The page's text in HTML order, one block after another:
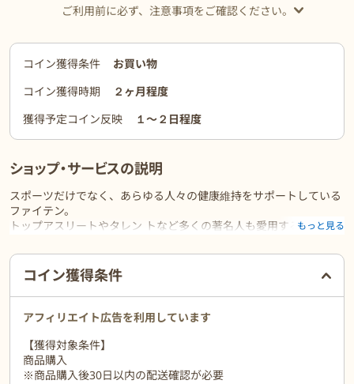
ご利用前に必ず、注意事項をご確認ください。
コイン獲得条件
お買い物
コイン獲得時期
２ヶ月程度
獲得予定コイン反映
１〜２日程度
ショップ・サービスの説明
スポーツだけでなく、あらゆる人々の健康維持をサポートしている
ファイテン。
トップアスリートやタレン トなど多くの著名人も愛用するファイテ
世界各国で特許を取得した、独自の技術と素材で作られています。
もっと見る
ご利用前に必ずお読みください
コイン獲得条件
アフィリエイト広告を利用しています
【獲得対象条件】
商品購入
※商品購入後30日以内の配送確認が必要